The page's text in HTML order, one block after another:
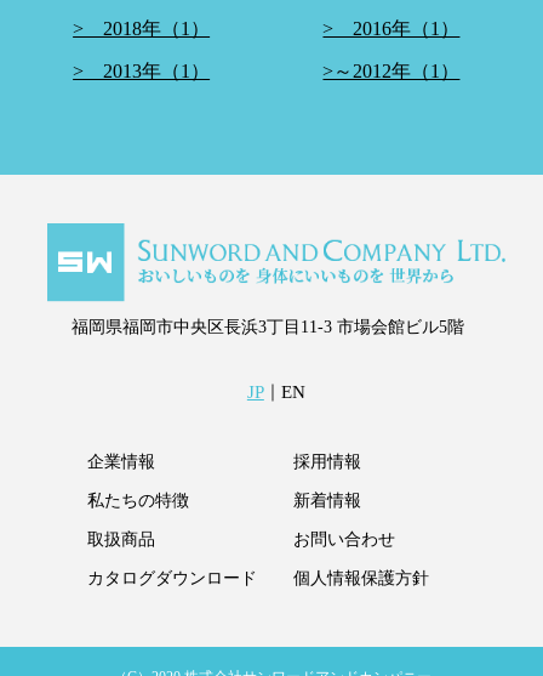
> 2018年（1） > 2016年（1）
> 2013年（1） >～2012年（1）
福岡県福岡市中央区長浜3丁目11-3 市場会館ビル5階
JP｜ EN
企業情報
私たちの特徴
取扱商品
カタログダウンロード
採用情報
新着情報
お問い合わせ
個人情報保護方針